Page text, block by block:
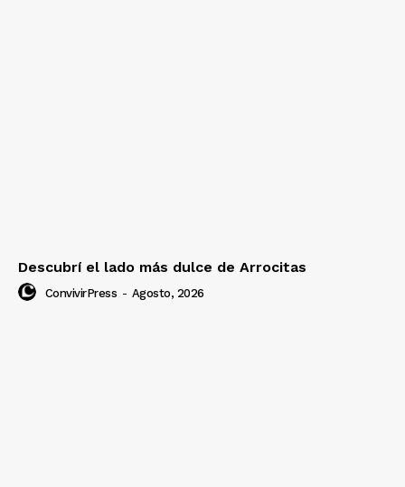
Descubrí el lado más dulce de Arrocitas
ConvivirPress - Agosto, 2026